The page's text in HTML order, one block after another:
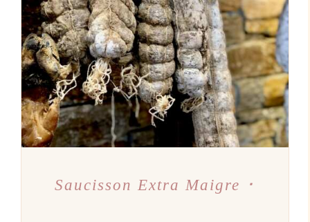
AJOUTER AU PANIER
/
DÉTAILS
Saucisson Extra Maigre ･